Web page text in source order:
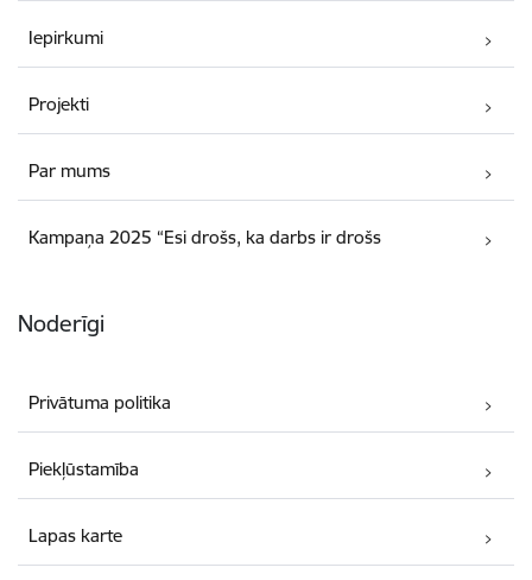
Iepirkumi
Projekti
Par mums
Kampaņa 2025 “Esi drošs, ka darbs ir drošs
Noderīgi
Privātuma politika
Piekļūstamība
Lapas karte